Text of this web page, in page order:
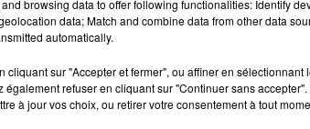
pas la possibilité d’échouer».
rendez-vous sur
et Loïc directement sur leurFacebook
browsing data to offer following functionalities: Identify
data; Match and combine data from other data
automatically.
cliquant sur "Accepter et fermer", ou affiner en
également refuser en cliquant sur "Continuer sans
à jour vos choix, ou retirer votre consentement à tout